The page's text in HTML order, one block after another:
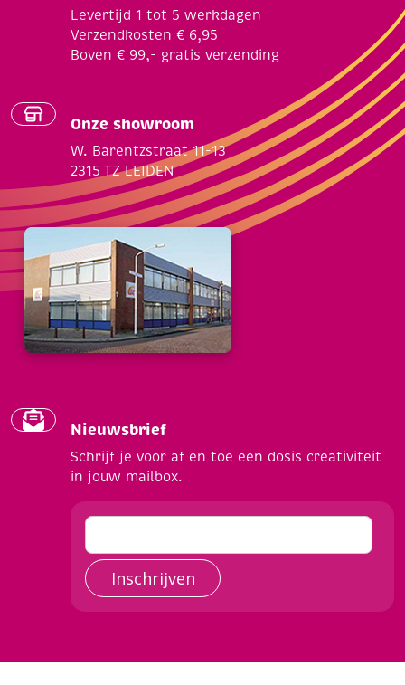
Levertijd 1 tot 5 werkdagen
Verzendkosten € 6,95
Boven € 99,- gratis verzending
Onze showroom
W. Barentzstraat 11-13
2315 TZ LEIDEN
Nieuwsbrief
Schrijf je voor af en toe een dosis creativiteit
in jouw mailbox.
Inschrijven